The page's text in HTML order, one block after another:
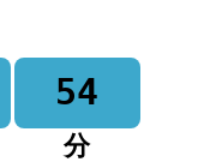
54
分